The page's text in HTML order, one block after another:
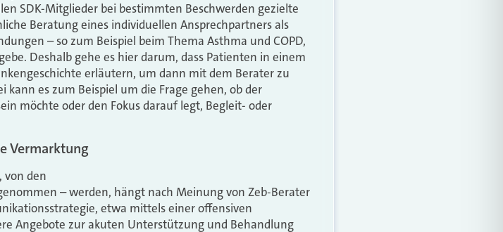
SDK-­Mitglieder bei bestimmten Beschwerden gezielte
Beratung eines individuellen Ansprechpartners als
– so zum Beispiel beim Thema Asthma und COPD,
Deshalb gehe es hier darum, dass Patienten in einem
erläutern, um dann mit dem Berater zu
es zum Beispiel um die Frage gehen, ob der
möchte oder den Fokus darauf legt, Begleit­- oder
Vermarktung
von den
– werden, hängt nach Meinung von Zeb­-Berater
etwa mittels einer offensiven
Angebote zur akuten Unterstützung und Behandlung